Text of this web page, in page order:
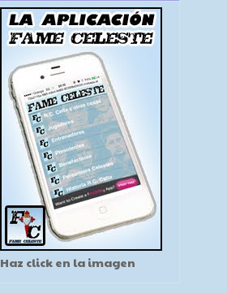
Haz click en la imagen